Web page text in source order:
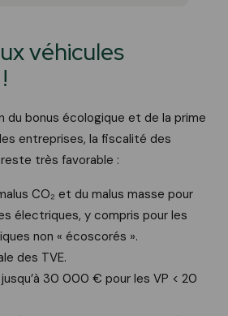
véhicules
du bonus écologique et de la prime
entreprises, la fiscalité des
très favorable :
CO₂ et du malus masse pour
électriques, y compris pour les
non « écoscorés ».
des TVE.
30 000 € pour les VP < 20